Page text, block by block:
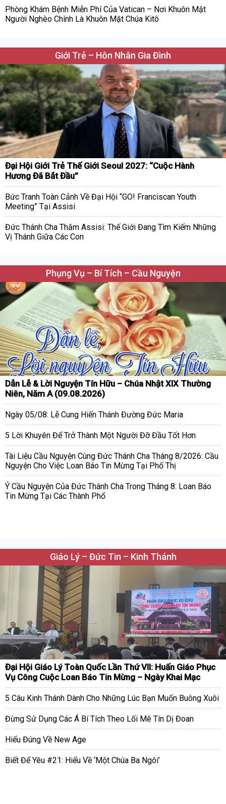
Phòng Khám Bệnh Miễn Phí Của Vatican – Nơi Khuôn Mặt
Người Nghèo Chính Là Khuôn Mặt Chúa Kitô
Giới Trẻ – Hôn Nhân Gia Đình
Đại Hội Giới Trẻ Thế Giới Seoul 2027: “Cuộc Hành
Hương Đã Bắt Đầu”
Bức Tranh Toàn Cảnh Về Đại Hội “GO! Franciscan Youth
Meeting” Tại Assisi
Đức Thánh Cha Thăm Assisi: Thế Giới Đang Tìm Kiếm Những
Vị Thánh Giữa Các Con
Phụng Vụ – Bí Tích – Cầu Nguyện
Dẫn Lễ & Lời Nguyện Tín Hữu – Chúa Nhật XIX Thường
Niên, Năm A (09.08.2026)
Ngày 05/08: Lễ Cung Hiến Thánh Đường Đức Maria
5 Lời Khuyên Để Trở Thành Một Người Đỡ Đầu Tốt Hơn
Tài Liệu Cầu Nguyện Cùng Đức Thánh Cha Tháng 8/2026: Cầu
Nguyện Cho Việc Loan Báo Tin Mừng Tại Phố Thị
Ý Cầu Nguyện Của Đức Thánh Cha Trong Tháng 8: Loan Báo
Tin Mừng Tại Các Thành Phố
Giáo Lý – Đức Tin – Kinh Thánh
Đại Hội Giáo Lý Toàn Quốc Lần Thứ VII: Huấn Giáo Phục
Vụ Công Cuộc Loan Báo Tin Mừng – Ngày Khai Mạc
5 Câu Kinh Thánh Dành Cho Những Lúc Bạn Muốn Buông Xuôi
Đừng Sử Dụng Các Á Bí Tích Theo Lối Mê Tín Dị Đoan
Hiểu Đúng Về New Age
Biết Để Yêu #21: Hiểu Về ‘Một Chúa Ba Ngôi’